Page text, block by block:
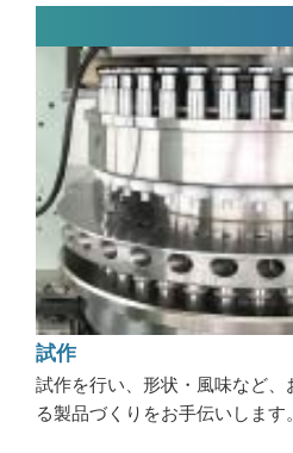
試作
試作を行い、形状・風味など
る製品づくりをお手伝いします。